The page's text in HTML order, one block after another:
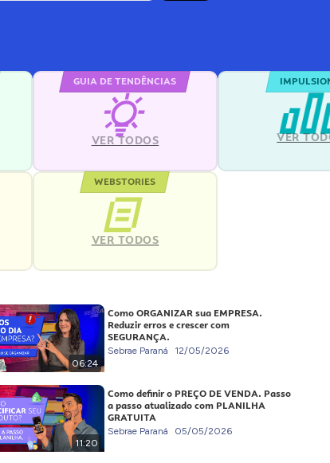
GUIA DE TENDÊNCIAS
VER TODOS VER
WEBSTORIES
VER TODOS
06:24
Como ORGANIZAR sua EMPRESA.
Reduzir erros e crescer com
SEGURANÇA.
Sebrae Paraná 12/05/2026
11:20
Como definir o PREÇO DE VENDA. Passo
a passo atualizado com PLANILHA
GRATUITA
Sebrae Paraná 05/05/2026